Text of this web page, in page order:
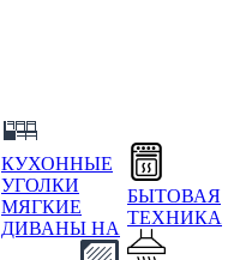
КУХОННЫЕ
УГОЛКИ
МЯГКИЕ
ДИВАНЫ НА
БЫТОВАЯ
ТЕХНИКА